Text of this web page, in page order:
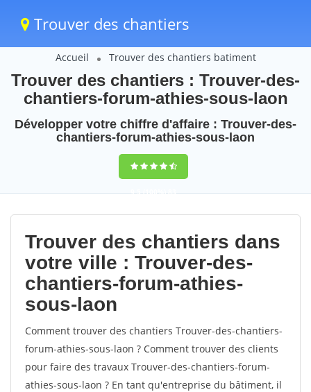
Trouver des chantiers
Accueil Trouver des chantiers batiment
Trouver des chantiers : Trouver-des-
chantiers-forum-athies-sous-laon
Développer votre chiffre d'affaire : Trouver-des-
chantiers-forum-athies-sous-laon
9,5(100%)83
votes
Trouver des chantiers dans
votre ville : Trouver-des-
chantiers-forum-athies-
sous-laon
Comment trouver des chantiers Trouver-des-chantiers-
forum-athies-sous-laon ? Comment trouver des clients
pour faire des travaux Trouver-des-chantiers-forum-
athies-sous-laon ? En tant qu'entreprise du bâtiment, il